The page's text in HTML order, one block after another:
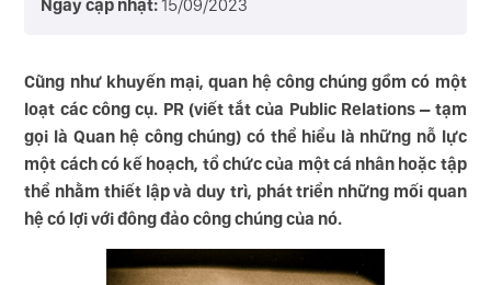
Ngày cập nhật: 15/09/2023
Cũng như khuyến mại, quan hệ công chúng gồm có một
loạt các công cụ. PR (viết tắt của Public Relations – tạm
gọi là Quan hệ công chúng) có thể hiểu là những nỗ lực
một cách có kế hoạch, tổ chức của một cá nhân hoặc tập
thể nhằm thiết lập và duy trì, phát triển những mối quan
hệ có lợi với đông đảo công chúng của nó.